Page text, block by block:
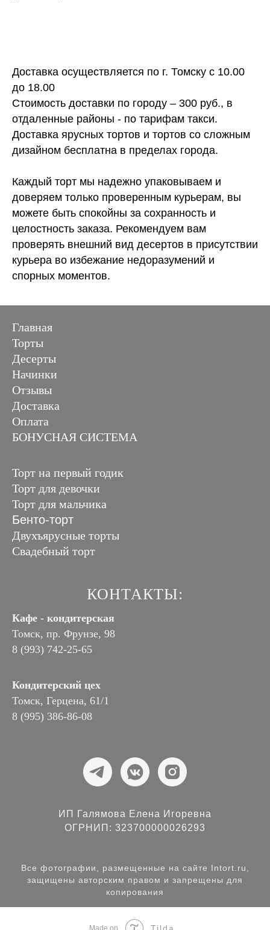
Доставка осуществляется по г. Томску с 10.00
до 18.00
Стоимость доставки по городу – 300 руб., в
отдаленные районы - по тарифам такси.
Доставка ярусных тортов и тортов со сложным
дизайном бесплатна в пределах города.
Каждый торт мы надежно упаковываем и
доверяем только проверенным курьерам, вы
можете быть спокойны за сохранность и
целостность заказа. Рекомендуем вам
проверять внешний вид десертов в присутствии
курьера во избежание недоразумений и
спорных моментов.
Главная
Торты
Десерты
Начинки
Отзывы
Доставка
Оплата
БОНУСНАЯ СИСТЕМА
Торт на первый годик
Торт для девочки
Торт для мальчика
Бенто-торт
Двухъярусные торты
Свадебный торт
КОНТАКТЫ:
Кафе - кондитерская
Томск, пр. Фрунзе, 98
8 (993) 742-25-65
Кондитерский цех
Томск, Герцена, 61/1
8 (995) 386-86-08
ИП Галямова Елена Игоревна
ОГРНИП: 323700000026293
Все фотографии, размещенные на сайте Intort.ru,
защищены авторским правом и запрещены для
копирования
Made on Tilda